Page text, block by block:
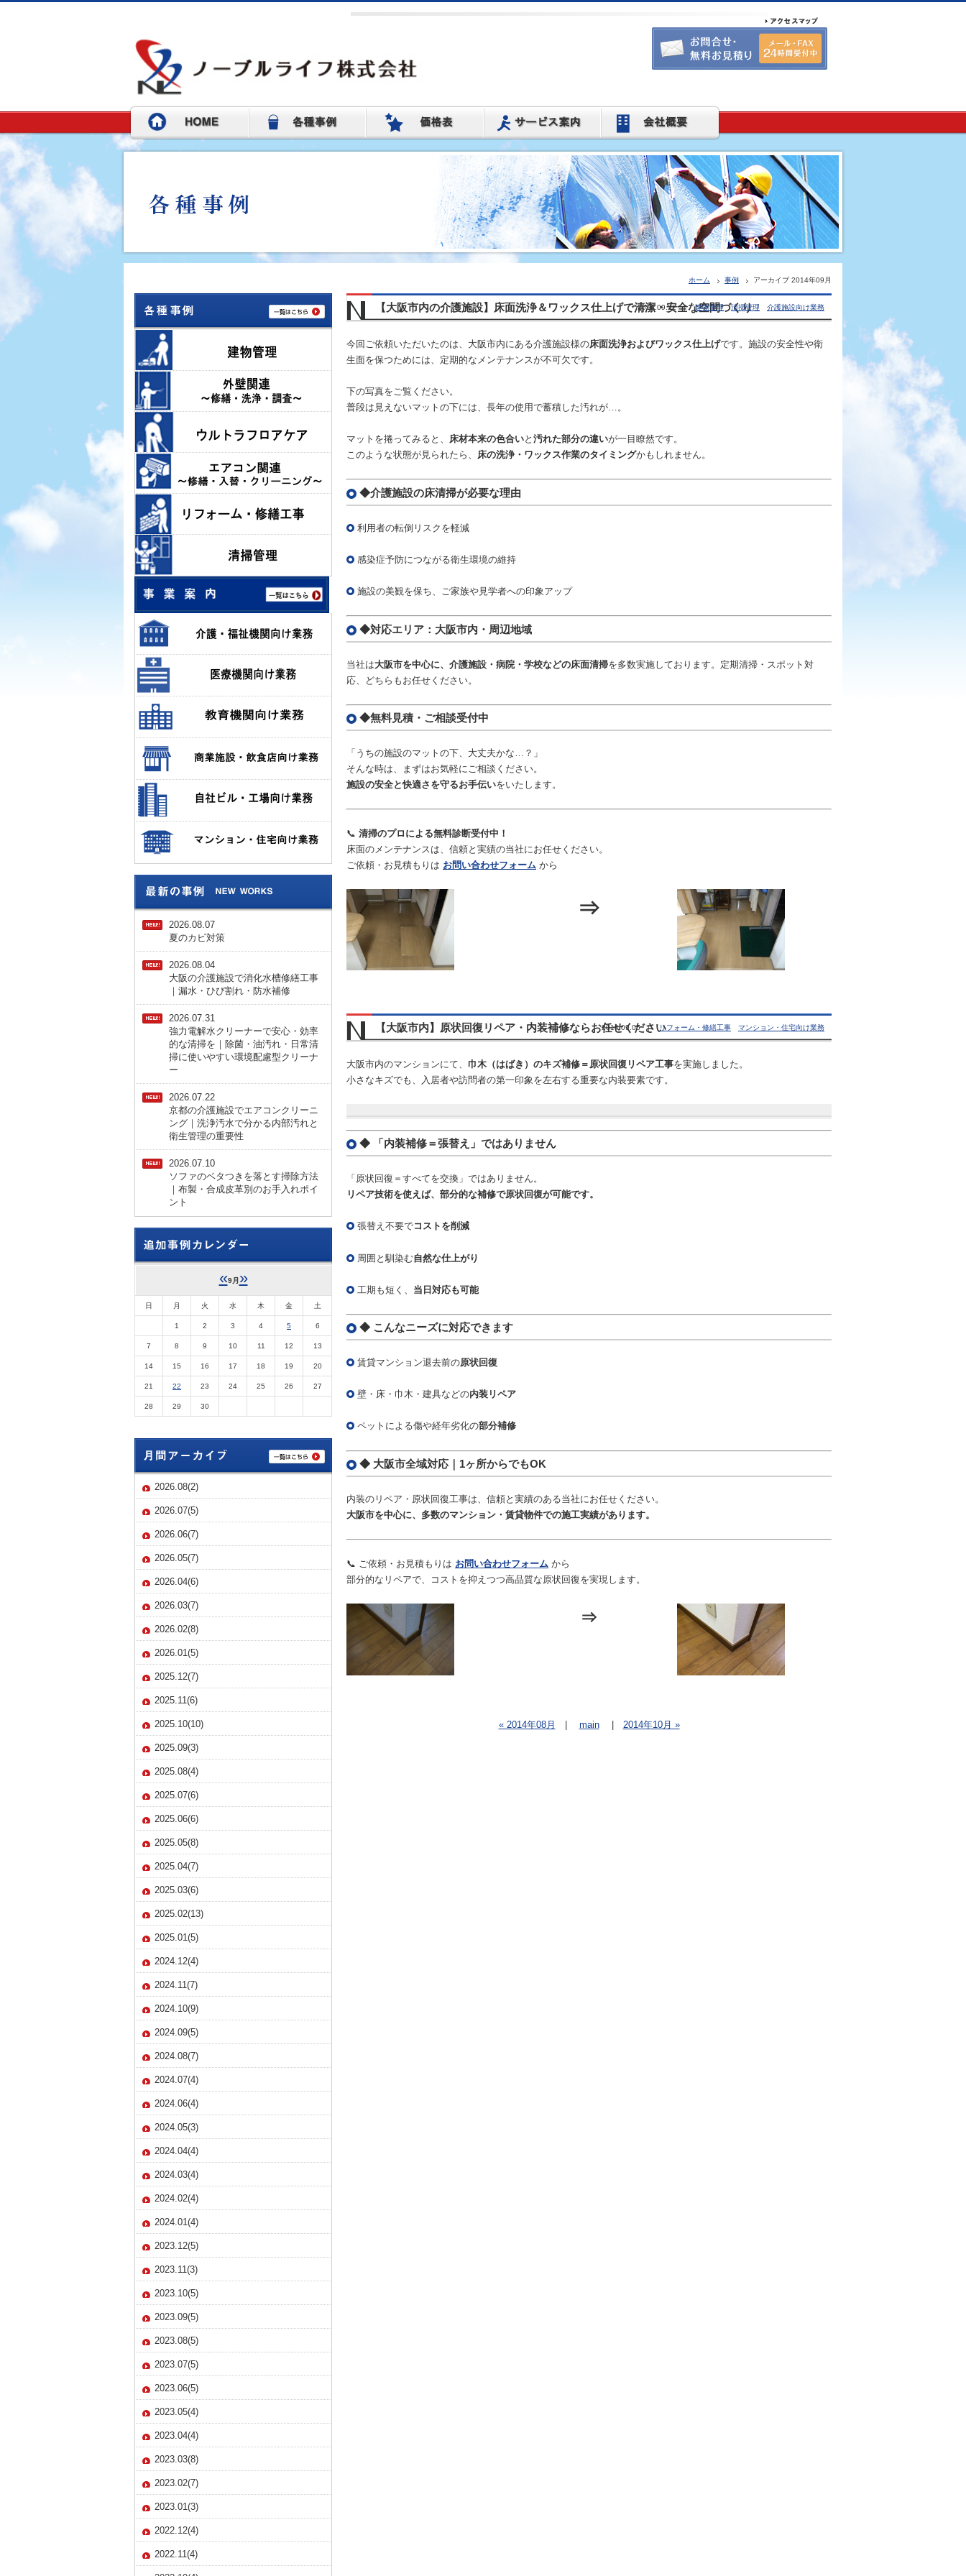
ホーム 事例 アーカイブ 2014年09月
【大阪市内の介護施設】床面洗浄＆ワックス仕上げで清潔・安全な空間づくり
2014.09.22 |建物管理 清掃管理 介護施設向け業務
今回ご依頼いただいたのは、大阪市内にある介護施設様の床面洗浄およびワックス仕上げです。施設の安全性や衛
生面を保つためには、定期的なメンテナンスが不可欠です。
下の写真をご覧ください。
普段は見えないマットの下には、長年の使用で蓄積した汚れが…。
マットを捲ってみると、 床材本来の色合いと 汚れた部分の違いが一目瞭然です。
このような状態が見られたら、 床の洗浄・ワックス作業のタイミングかもしれません。
◆介護施設の床清掃が必要な理由
利用者の転倒リスクを軽減
感染症予防につながる衛生環境の維持
施設の美観を保ち、ご家族や見学者への印象アップ
◆対応エリア：大阪市内・周辺地域
当社は大阪市を中心に、介護施設・病院・学校などの床面清掃を多数実施しております。定期清掃・スポット対
応、どちらもお任せください。
◆無料見積・ご相談受付中
「うちの施設のマットの下、大丈夫かな…？」
そんな時は、まずはお気軽にご相談ください。
施設の安全と快適さを守るお手伝いをいたします。
📞 清掃のプロによる無料診断受付中！
床面のメンテナンスは、信頼と実績の当社にお任せください。
ご依頼・お見積もりは お問い合わせフォーム から
⇒
【大阪市内】原状回復リペア・内装補修ならお任せください
2014.09.05 | リフォーム・修繕工事 マンション・住宅向け業務
大阪市内のマンションにて、 巾木（はばき）のキズ補修＝原状回復リペア工事を実施しました。
小さなキズでも、入居者や訪問者の第一印象を左右する重要な内装要素です。
◆ 「内装補修＝張替え」ではありません
「原状回復＝すべてを交換」ではありません。
リペア技術を使えば、部分的な補修で原状回復が可能です。
張替え不要でコストを削減
周囲と馴染む自然な仕上がり
工期も短く、 当日対応も可能
◆ こんなニーズに対応できます
賃貸マンション退去前の原状回復
壁・床・巾木・建具などの内装リペア
ペットによる傷や経年劣化の部分補修
◆ 大阪市全域対応｜1ヶ所からでもOK
内装のリペア・原状回復工事は、信頼と実績のある当社にお任せください。
大阪市を中心に、多数のマンション・賃貸物件での施工実績があります。
📞 ご依頼・お見積もりは お問い合わせフォーム から
部分的なリペアで、コストを抑えつつ高品質な原状回復を実現します。
⇒
« 2014年08月 main| 2014年10月 »
2026.08.07
夏のカビ対策
2026.08.04
大阪の介護施設で消化水槽修繕工事
｜漏水・ひび割れ・防水補修
2026.07.31
強力電解水クリーナーで安心・効率
的な清掃を｜除菌・油汚れ・日常清
掃に使いやすい環境配慮型クリーナ
ー
2026.07.22
京都の介護施設でエアコンクリーニ
ング｜洗浄汚水で分かる内部汚れと
衛生管理の重要性
2026.07.10
ソファのベタつきを落とす掃除方法
｜布製・合成皮革別のお手入れポイ
ント
«9月 »
日 月 火 水 木 金 土
1 2 3 4 5 6
7 8 9 10 11 12 13
14 15 16 17 18 19 20
21 22 23 24 25 26 27
28 29 30
2026.08(2)
2026.07(5)
2026.06(7)
2026.05(7)
2026.04(6)
2026.03(7)
2026.02(8)
2026.01(5)
2025.12(7)
2025.11(6)
2025.10(10)
2025.09(3)
2025.08(4)
2025.07(6)
2025.06(6)
2025.05(8)
2025.04(7)
2025.03(6)
2025.02(13)
2025.01(5)
2024.12(4)
2024.11(7)
2024.10(9)
2024.09(5)
2024.08(7)
2024.07(4)
2024.06(4)
2024.05(3)
2024.04(4)
2024.03(4)
2024.02(4)
2024.01(4)
2023.12(5)
2023.11(3)
2023.10(5)
2023.09(5)
2023.08(5)
2023.07(5)
2023.06(5)
2023.05(4)
2023.04(4)
2023.03(8)
2023.02(7)
2023.01(3)
2022.12(4)
2022.11(4)